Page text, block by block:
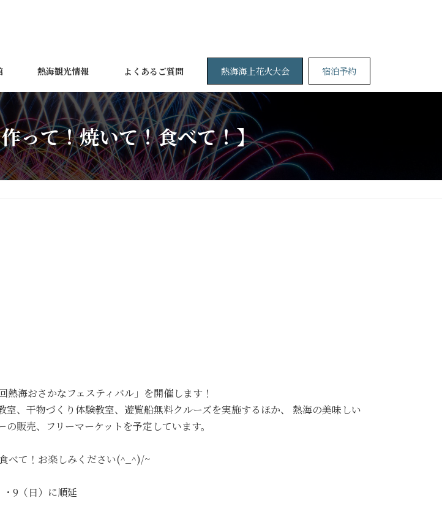
熱海観光情報 よくあるご質問 熱海海上花火大会 宿泊予約
って！焼いて！食べて！】
海おさかなフェスティバル」を開催します！
、干物づくり体験教室、遊覧船無料クルーズを実施するほか、 熱海の美味しい
販売、フリーマーケットを予定しています。
べて！お楽しみください(^_^)/~
9（日）に順延